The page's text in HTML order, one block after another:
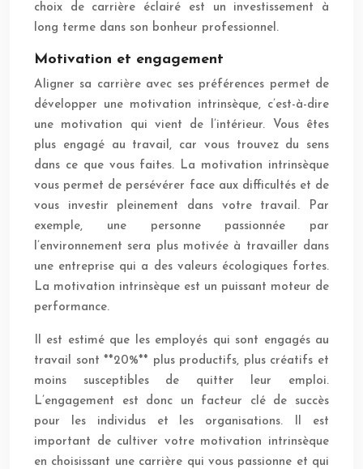
choix de carrière éclairé est un investissement à
long terme dans son bonheur professionnel.
Motivation et engagement
Aligner sa carrière avec ses préférences permet de
développer une motivation intrinsèque, c’est-à-dire
une motivation qui vient de l’intérieur. Vous êtes
plus engagé au travail, car vous trouvez du sens
dans ce que vous faites. La motivation intrinsèque
vous permet de persévérer face aux difficultés et de
vous investir pleinement dans votre travail. Par
exemple, une personne passionnée par
l’environnement sera plus motivée à travailler dans
une entreprise qui a des valeurs écologiques fortes.
La motivation intrinsèque est un puissant moteur de
performance.
Il est estimé que les employés qui sont engagés au
travail sont **20%** plus productifs, plus créatifs et
moins susceptibles de quitter leur emploi.
L’engagement est donc un facteur clé de succès
pour les individus et les organisations. Il est
important de cultiver votre motivation intrinsèque
en choisissant une carrière qui vous passionne et qui